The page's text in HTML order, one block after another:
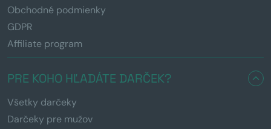
Obchodné podmienky
GDPR
Affiliate program
PRE KOHO HĽADÁTE DARČEK?
Všetky darčeky
Darčeky pre mužov